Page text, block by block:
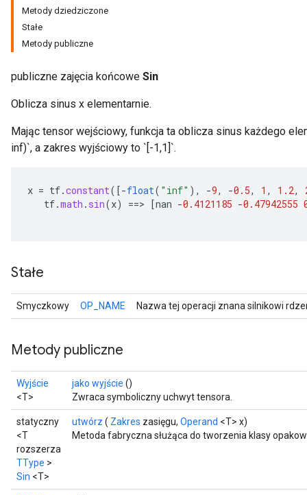
Metody dziedziczone
Stałe
Metody publiczne
publiczne zajęcia końcowe Sin
Oblicza sinus x elementarnie.
Mając tensor wejściowy, funkcja ta oblicza sinus każdego
inf)`, a zakres wyjściowy to `[-1,1]`.
x = tf.constant( [-float( "inf" ), -9, -0.5, 1 , 1.2,
tf.math . sin(x) ==> [nan -0.4121185 -0.47942555
Stałe
Smyczkowy OP_NAME Nazwa tej operacji znana silnikowi
Metody publiczne
Wyjście
<T>
jako wyjście ()
Zwraca symboliczny uchwyt tensora.
statyczny
<T
rozszerza
TType >
Sin <T>
utwórz ( Zakres zasięgu, Operand <T> x)
Metoda fabryczna służąca do tworzenia klasy